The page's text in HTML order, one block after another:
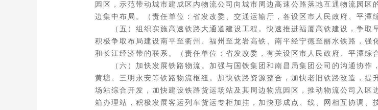
园区，示范带动城市建成区内物流公司向城市周边高速公路落地互通物流园
边集中布局。（责任单位：省发改委、交通运输厅，各设区市人民政府、平潭
（五）组织实施高速铁路大通道建设工程。快速推进福厦高铁建设，争取
积极争取布局建设南平至衢州、福州至龙岩高铁、南平经宁德至丽水铁路，
和长江经济带的联系。（责任单位：省发改委，有关设区市人民政府、平潭综
（六）加快发展铁路物流。加强与国铁集团和南昌局集团公司的沟通协作
黄塘、三明永安等铁路物流枢纽。加快铁路资源整合，加快老旧铁路改造，
场站综合开发，加快建设铁路货运场站及其周边物流园区，推动物流公司入
箱办理站，积极发展客运列车货运专柜加挂，加快形成点、线、网相互协调